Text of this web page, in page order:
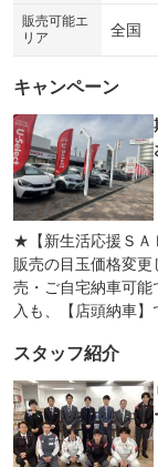
販売可能エ
リア
全国
キャンペーン
★【新生活応援ＳＡ
販売の目玉価格変
売・ご自宅納車可
入も、【店頭納車】
スタッフ紹介